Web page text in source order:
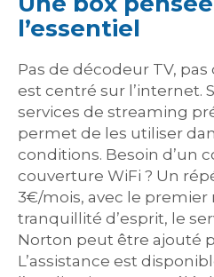
l’essentiel
Pas de décodeur TV,
est centré sur l’internet.
services de streaming
permet de les utiliser
conditions. Besoin d’un
couverture WiFi ? Un
3€/mois, avec le premier
tranquillité d’esprit, le
Norton peut être ajouté
L’assistance est